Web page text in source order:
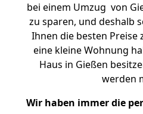
bei einem Umzug von
zu sparen, und deshalb
Ihnen die besten Preise
eine kleine Wohnung
Haus in Gießen
werden
Wir haben immer die